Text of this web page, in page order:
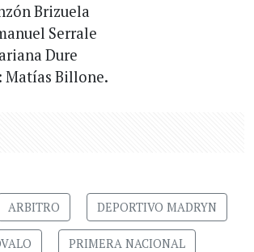
Brizuela
Serrale
Dure
Matías Billone.
ARBITRO DEPORTIVO MADRYN
PRIMERA NACIONAL